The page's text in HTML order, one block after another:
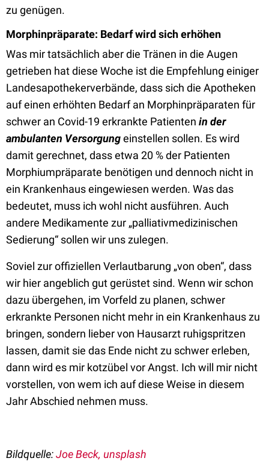
zu genügen.
Morphinpräparate: Bedarf wird sich erhöhen
Was mir tatsächlich aber die Tränen in die Augen
getrieben hat diese Woche ist die Empfehlung einiger
Landesapothekerverbände, dass sich die Apotheken
auf einen erhöhten Bedarf an Morphinpräparaten für
schwer an Covid-19 erkrankte Patienten in der
ambulanten Versorgungeinstellen sollen. Es wird
damit gerechnet, dass etwa 20 % der Patienten
Morphiumpräparate benötigen und dennoch nicht in
ein Krankenhaus eingewiesen werden. Was das
bedeutet, muss ich wohl nicht ausführen. Auch
andere Medikamente zur „palliativmedizinischen
Sedierung“ sollen wir uns zulegen.
Soviel zur offiziellen Verlautbarung „von oben“, dass
wir hier angeblich gut gerüstet sind. Wenn wir schon
dazu übergehen, im Vorfeld zu planen, schwer
erkrankte Personen nicht mehr in ein Krankenhaus zu
bringen, sondern lieber von Hausarzt ruhigspritzen
lassen, damit sie das Ende nicht zu schwer erleben,
dann wird es mir kotzübel vor Angst. Ich will mir nicht
vorstellen, von wem ich auf diese Weise in diesem
Jahr Abschied nehmen muss.
Bildquelle:Joe Beck, unsplash